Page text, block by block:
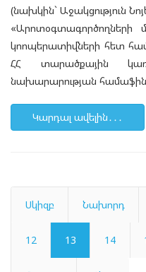
(նախկին` Աջակցություն
«Արոտօգտագործողների
կոոպերատիվների հետ
ՀՀ տարածքային
նախարարության
Կարդալ ավելին․․․
Սկիզբ Նախորդ
12 13 14